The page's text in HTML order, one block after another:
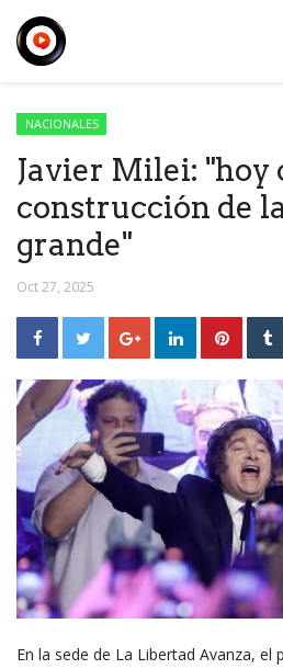
NACIONALES
Javier Milei: "hoy
construcción de
grande"
Oct 27, 2025
En la sede de La Libertad Avanza, el